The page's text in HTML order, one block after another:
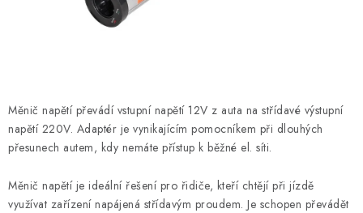
JÍDLO NA CESTU
O nás Doprava Značky Kontakty
Reklamace
Zásady zpracování osobních údajů
Měnič napětí převádí vstupní napětí 12V z auta na střídavé výstupní
napětí 220V. Adaptér je vynikajícím pomocníkem při dlouhých
přesunech autem, kdy nemáte přístup k běžné el. síti.
Měnič napětí je ideální řešení pro řidiče, kteří chtějí při jízdě
využívat zařízení napájená střídavým proudem. Je schopen převádět